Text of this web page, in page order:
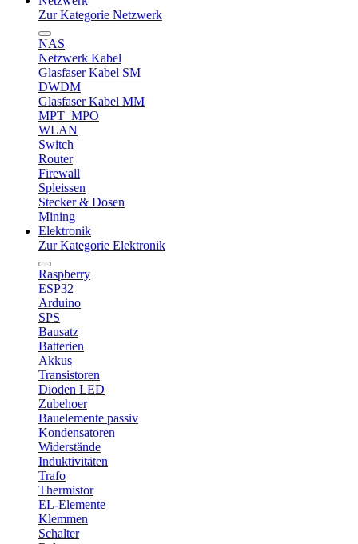
Zur Kategorie Netzwerk
NAS
Netzwerk Kabel
Glasfaser Kabel SM
DWDM
Glasfaser Kabel MM
MPT_MPO
WLAN
Switch
Router
Firewall
Spleissen
Stecker & Dosen
Mining
Elektronik
Zur Kategorie Elektronik
Raspberry
ESP32
Arduino
SPS
Bausatz
Batterien
Akkus
Transistoren
Dioden LED
Zubehoer
Bauelemente passiv
Kondensatoren
Widerstände
Induktivitäten
Trafo
Thermistor
EL-Elemente
Klemmen
Schalter